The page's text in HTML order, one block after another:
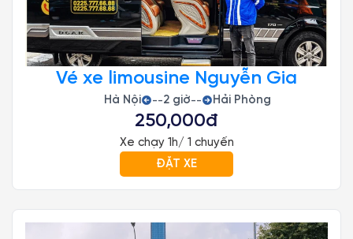
Vé xe limousine Nguyễn Gia
Hà Nội --2 giờ-- Hải Phòng
250,000đ
Xe chạy 1h/ 1 chuyến
ĐẶT XE